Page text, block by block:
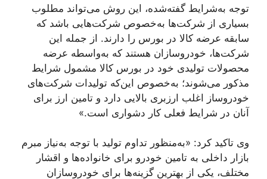
توجه به‌شرایط گفته‌شده، این روش می‌تواند مطلوب
بسیاری از شرکت‌ها به‌خصوص شرکت‌هایی باشد که
سابقه عرضه کالا در بورس را دارند. از جمله این
شرکت‌ها، خودروسازان هستند که به‌واسطه عرضه
محصولات تولیدی خود در بورس کالا مشمول شرایط
مذکور می‌شوند؛ به‌خصوص این‌که تولیدات شرکت‌های
خودروساز اغلب ارزبری بالایی دارد و تامین ارز برای
آنان در شرایط فعلی کار دشواری است.»
وی تاکید کرد: «به‌منظور تداوم تولید با توجه به‌نیاز مبرم
بازار داخلی به تامین خودرو برای خانواده‌ها و اقشار
مختلف، یکی از بهترین گزینه‌ها برای خودروسازان